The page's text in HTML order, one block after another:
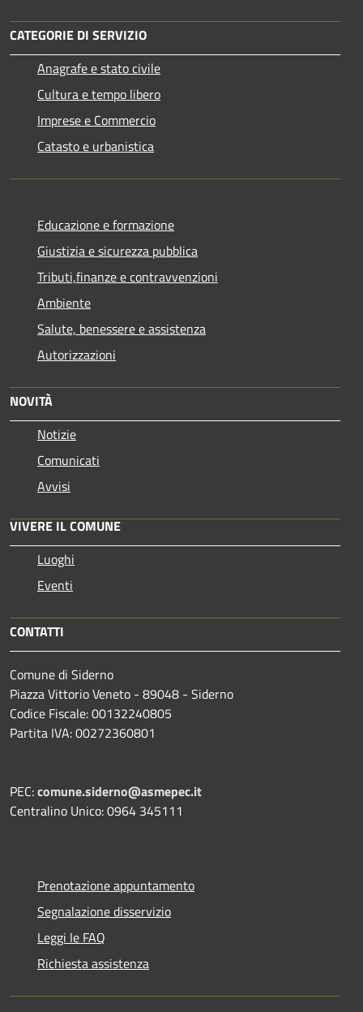
CATEGORIE DI SERVIZIO
Anagrafe e stato civile
Cultura e tempo libero
Imprese e Commercio
Catasto e urbanistica
Educazione e formazione
Giustizia e sicurezza pubblica
Tributi,finanze e contravvenzioni
Ambiente
Salute, benessere e assistenza
Autorizzazioni
NOVITÀ
Notizie
Comunicati
Avvisi
VIVERE IL COMUNE
Luoghi
Eventi
CONTATTI
Comune di Siderno
Piazza Vittorio Veneto - 89048 - Siderno
Codice Fiscale: 00132240805
Partita IVA: 00272360801
PEC:comune.siderno@asmepec.it
Centralino Unico: 0964 345111
Prenotazione appuntamento
Segnalazione disservizio
Leggi le FAQ
Richiesta assistenza